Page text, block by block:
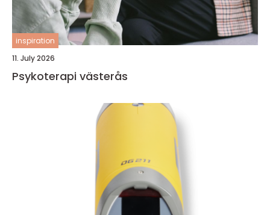
inspiration
11. July 2026
Psykoterapi västerås